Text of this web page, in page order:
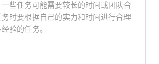
些任务可能需要较长的时间或团队合
时要根据自己的实力和时间进行合理
验的任务。